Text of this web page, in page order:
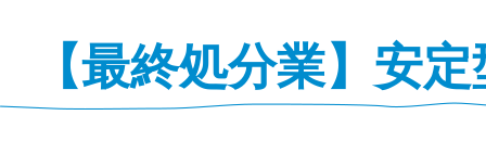
【最終処分業】安